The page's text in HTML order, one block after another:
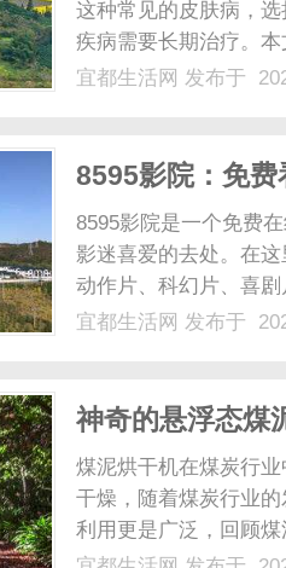
这种常见的皮肤病，
疾病需要长期治疗。
北京协和医院。作为
宜都生活网 发布于
8595影院：免
8595影院是一个免费
影迷喜爱的去处。在
动作片、科幻片、喜
体验也非常友好，您
宜都生活网 发布于
神奇的悬浮态煤
煤泥烘干机在煤炭行
干燥，随着煤炭行业
利用更是广泛，回顾
业中的使用量还是很